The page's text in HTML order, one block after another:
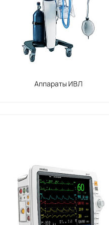
Компания
более 90
странах.
Аппараты ИВЛ